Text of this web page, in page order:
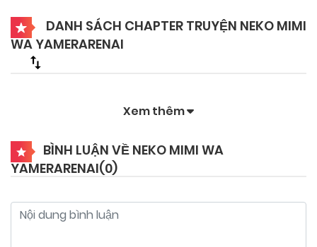
DANH SÁCH CHAPTER TRUYỆN NEKO MIMI
WA YAMERARENAI
Xem thêm
BÌNH LUẬN VỀ NEKO MIMI WA
YAMERARENAI(0)